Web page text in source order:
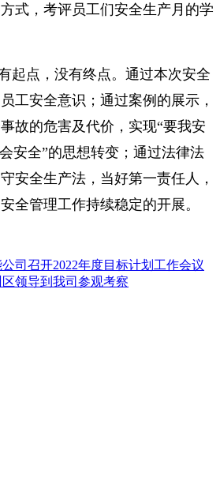
式，考评员工们安全生产月的学
起点，没有终点。通过本次安全
工安全意识；通过案例的展示，
故的危害及代价，实现“要我安
安全”的思想转变；通过法律法
安全生产法，当好第一责任人，
全管理工作持续稳定的开展。
司召开2022年度目标计划工作会议
领导到我司参观考察